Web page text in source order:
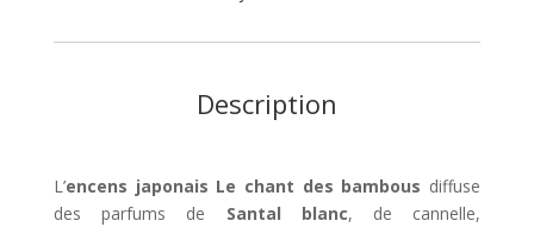
Description
L’encens japonais Le chant des bambous diffuse
des parfums de Santal blanc, de cannelle,